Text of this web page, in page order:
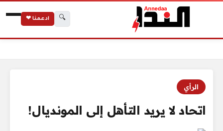
🔍 ادعمنا ❤
الرأي
اتحاد لا يريد التأهل إلى المونديال!